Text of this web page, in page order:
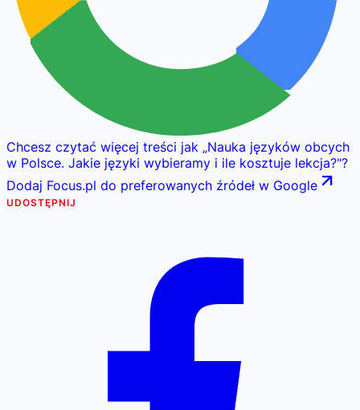
Chcesz czytać więcej treści jak „Nauka języków obcych
w Polsce. Jakie języki wybieramy i ile kosztuje lekcja?"?
Dodaj Focus.pl do preferowanych źródeł w Google
UDOSTĘPNIJ